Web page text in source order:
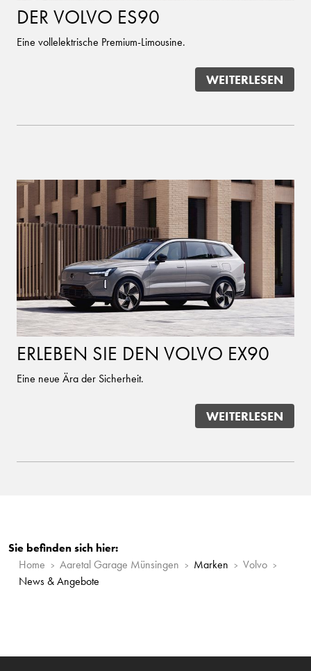
DER VOLVO ES90
Eine vollelektrische Premium-Limousine.
WEITERLESEN
ERLEBEN SIE DEN VOLVO EX90
Eine neue Ära der Sicherheit.
WEITERLESEN
Sie befinden sich hier:
Home
Aaretal Garage Münsingen Marken
Volvo
News & Angebote